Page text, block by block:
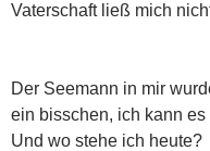
Vaterschaft ließ mich
Der Seemann in mir
ein bisschen, ich kann
Und wo stehe ich heute?